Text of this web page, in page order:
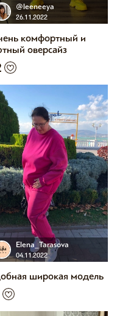
@leeneeya
26.11.2022
комфортный и
оверсайз
Elena_Tarasova
04.11.2022
широкая модель